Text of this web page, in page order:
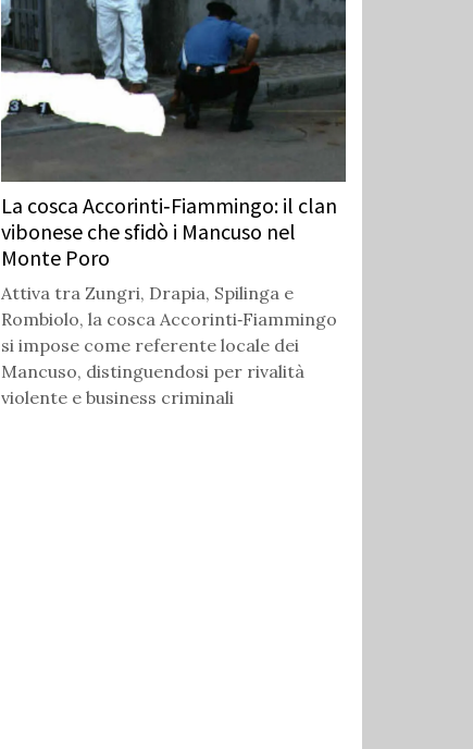
La cosca Accorinti‑Fiammingo: il clan
vibonese che sfidò i Mancuso nel
Monte Poro
Attiva tra Zungri, Drapia, Spilinga e
Rombiolo, la cosca Accorinti‑Fiammingo
si impose come referente locale dei
Mancuso, distinguendosi per rivalità
violente e business criminali